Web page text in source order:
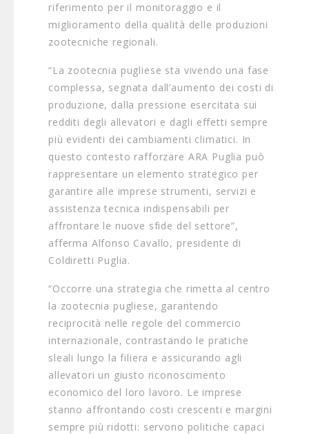
riferimento per il monitoraggio e il
miglioramento della qualità delle produzioni
zootecniche regionali.
“La zootecnia pugliese sta vivendo una fase
complessa, segnata dall’aumento dei costi di
produzione, dalla pressione esercitata sui
redditi degli allevatori e dagli effetti sempre
più evidenti dei cambiamenti climatici. In
questo contesto rafforzare ARA Puglia può
rappresentare un elemento strategico per
garantire alle imprese strumenti, servizi e
assistenza tecnica indispensabili per
affrontare le nuove sfide del settore”,
afferma Alfonso Cavallo, presidente di
Coldiretti Puglia.
“Occorre una strategia che rimetta al centro
la zootecnia pugliese, garantendo
reciprocità nelle regole del commercio
internazionale, contrastando le pratiche
sleali lungo la filiera e assicurando agli
allevatori un giusto riconoscimento
economico del loro lavoro. Le imprese
stanno affrontando costi crescenti e margini
sempre più ridotti: servono politiche capaci